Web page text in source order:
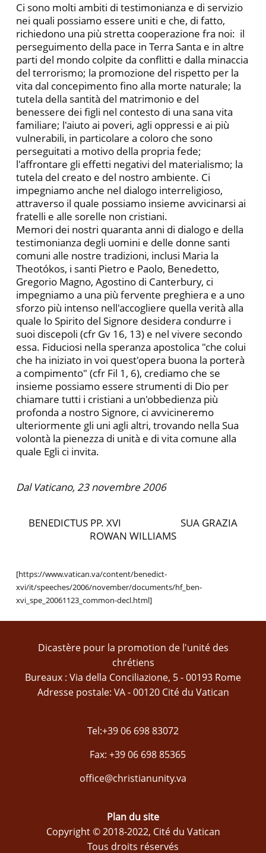
Ci sono molti ambiti di testimonianza e di servizio
nei quali possiamo essere uniti e che, di fatto,
richiedono una più stretta cooperazione fra noi: il
perseguimento della pace in Terra Santa e in altre
parti del mondo colpite da conflitti e dalla minaccia
del terrorismo; la promozione del rispetto per la
vita dal concepimento fino alla morte naturale; la
tutela della santità del matrimonio e del
benessere dei figli nel contesto di una sana vita
familiare; l'aiuto ai poveri, agli oppressi e ai più
vulnerabili, in particolare a coloro che sono
perseguitati a motivo della propria fede;
l'affrontare gli effetti negativi del materialismo; la
tutela del creato e del nostro ambiente. Ci
impegniamo anche nel dialogo interreligioso,
attraverso il quale possiamo insieme avvicinarsi ai
fratelli e alle sorelle non cristiani.
Memori dei nostri quaranta anni di dialogo e della
testimonianza degli uomini e delle donne santi
comuni alle nostre tradizioni, inclusi Maria la
Theotókos, i santi Pietro e Paolo, Benedetto,
Gregorio Magno, Agostino di Canterbury, ci
impegniamo a una più fervente preghiera e a uno
sforzo più intenso nell'accogliere quella verità alla
quale lo Spirito del Signore desidera condurre i
suoi discepoli (cfr Gv 16, 13) e nel vivere secondo
essa. Fiduciosi nella speranza apostolica "che colui
che ha iniziato in voi quest'opera buona la porterà
a compimento" (cfr Fil 1, 6), crediamo che se
insieme possiamo essere strumenti di Dio per
chiamare tutti i cristiani a un'obbedienza più
profonda a nostro Signore, ci avvicineremo
ulteriormente gli uni agli altri, trovando nella Sua
volontà la pienezza di unità e di vita comune alla
quale Egli ci invita.
Dal Vaticano, 23 novembre 2006
BENEDICTUS PP. XVI SUA GRAZIA
ROWAN WILLIAMS
[https://www.vatican.va/content/benedict-
xvi/it/speeches/2006/november/documents/hf_ben-
xvi_spe_20061123_common-decl.html]
Dicastère pour la promotion de l'unité des
chrétiens
Bureaux : Via della Conciliazione, 5 - 00193 Rome
Adresse postale: VA - 00120 Cité du Vatican
Tel:+39 06 698 83072
Fax: +39 06 698 85365
office@christianunity.va
Plan du site
Copyright © 2018-2022, Cité du Vatican
Tous droits réservés